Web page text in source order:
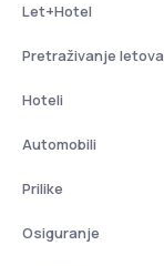
Let+Hotel
Pretraživanje letova
Hoteli
Automobili
Prilike
Osiguranje